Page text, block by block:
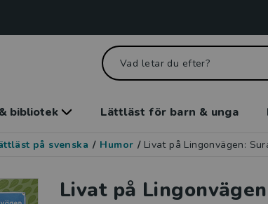
bibliotek Lättläst för barn & unga
på svenska / Humor / Livat på Lingonvägen:
Livat på